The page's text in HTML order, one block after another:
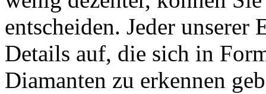
entscheiden. Jeder unserer
Details auf, die sich in
Diamanten zu erkennen